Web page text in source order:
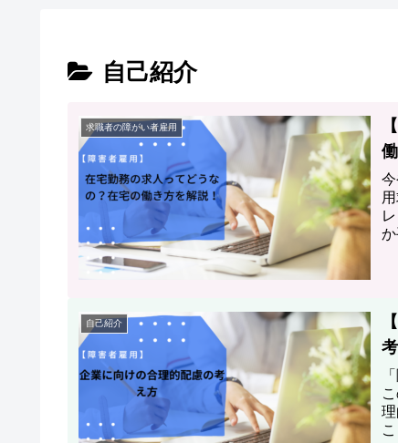
自己紹介
求職者の障がい者雇用
自己紹介